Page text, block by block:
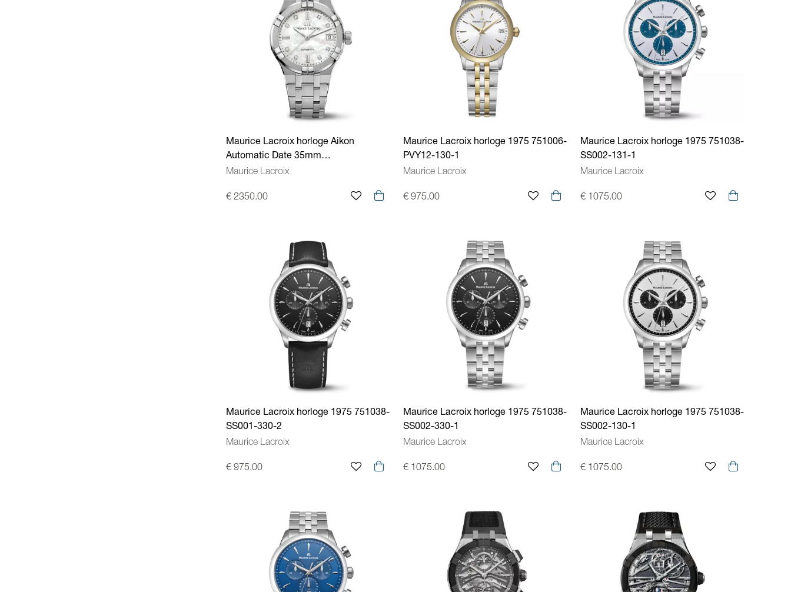
Maurice Lacroix horloge Aikon
Automatic Date 35mm
staal/staal/peralmoer AI6006-SS002-
Maurice Lacroix
€ 2350.00
Maurice Lacroix horloge 1975 751006-
PVY12-130-1
Maurice Lacroix
€ 975.00
Maurice Lacroix horloge 1975 751038-
SS002-131-1
Maurice Lacroix
€ 1075.00
Maurice Lacroix horloge 1975 751038-
SS001-330-2
Maurice Lacroix
€ 975.00
Maurice Lacroix horloge 1975 751038-
SS002-330-1
Maurice Lacroix
€ 1075.00
Maurice Lacroix horloge 1975 751038-
SS002-130-1
Maurice Lacroix
€ 1075.00